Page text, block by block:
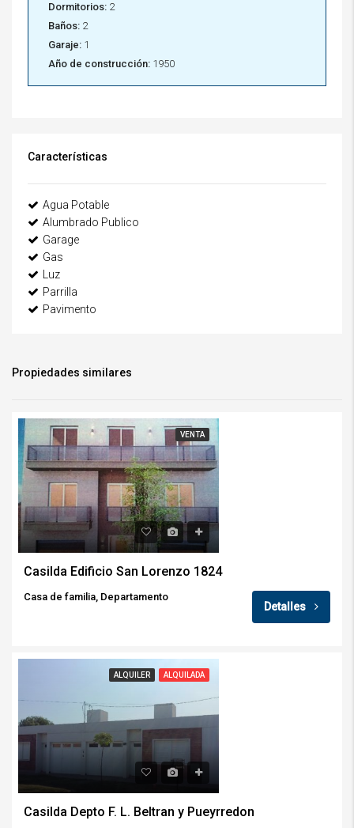
Dormitorios: 2
Baños: 2
Garaje: 1
Año de construcción: 1950
Características
Agua Potable
Alumbrado Publico
Garage
Gas
Luz
Parrilla
Pavimento
Propiedades similares
VENTA
Casilda Edificio San Lorenzo 1824
Casa de familia, Departamento
Detalles
ALQUILER ALQUILADA
Casilda Depto F. L. Beltran y Pueyrredon